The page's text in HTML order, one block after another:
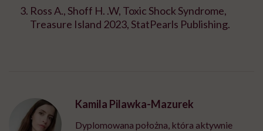
Ross A., Shoff H. .W, Toxic Shock Syndrome,
Treasure Island 2023, StatPearls Publishing.
Kamila Pilawka-Mazurek
Dyplomowana położna, która aktywnie